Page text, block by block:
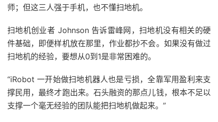
师；但这三人强于手机，也不懂扫地机。
扫地机创业者 Johnson 告诉雷峰网，扫地机没有相关的硬
件基础，即便样机放在那里，作业都抄不会。如果没有做过
扫地机的经验，要想从0到1是非常困难的。
“iRobot 一开始做扫地机器人也是亏损，全靠军用盈利来支
撑民用，最终才跑出来。石头融资的那点儿钱，根本不足以
支撑一个毫无经验的团队能把扫地机做起来。”